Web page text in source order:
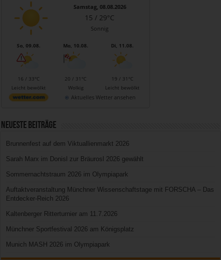
Samstag, 08.08.2026
15 / 29°C
Sonnig
So, 09.08.
16 / 33°C
Leicht bewölkt
Mo, 10.08.
20 / 31°C
Wolkig
Di, 11.08.
19 / 31°C
Leicht bewölkt
Aktuelles Wetter ansehen
Neueste Beiträge
Brunnenfest auf dem Viktuallienmarkt 2026
Sarah Marx im Donisl zur Bräurosl 2026 gewählt
Sommernachtstraum 2026 im Olympiapark
Auftaktveranstaltung Münchner Wissenschaftstage mit FORSCHA – Das
Entdecker-Reich 2026
Kaltenberger Ritterturnier am 11.7.2026
Münchner Sportfestival 2026 am Königsplatz
Munich MASH 2026 im Olympiapark